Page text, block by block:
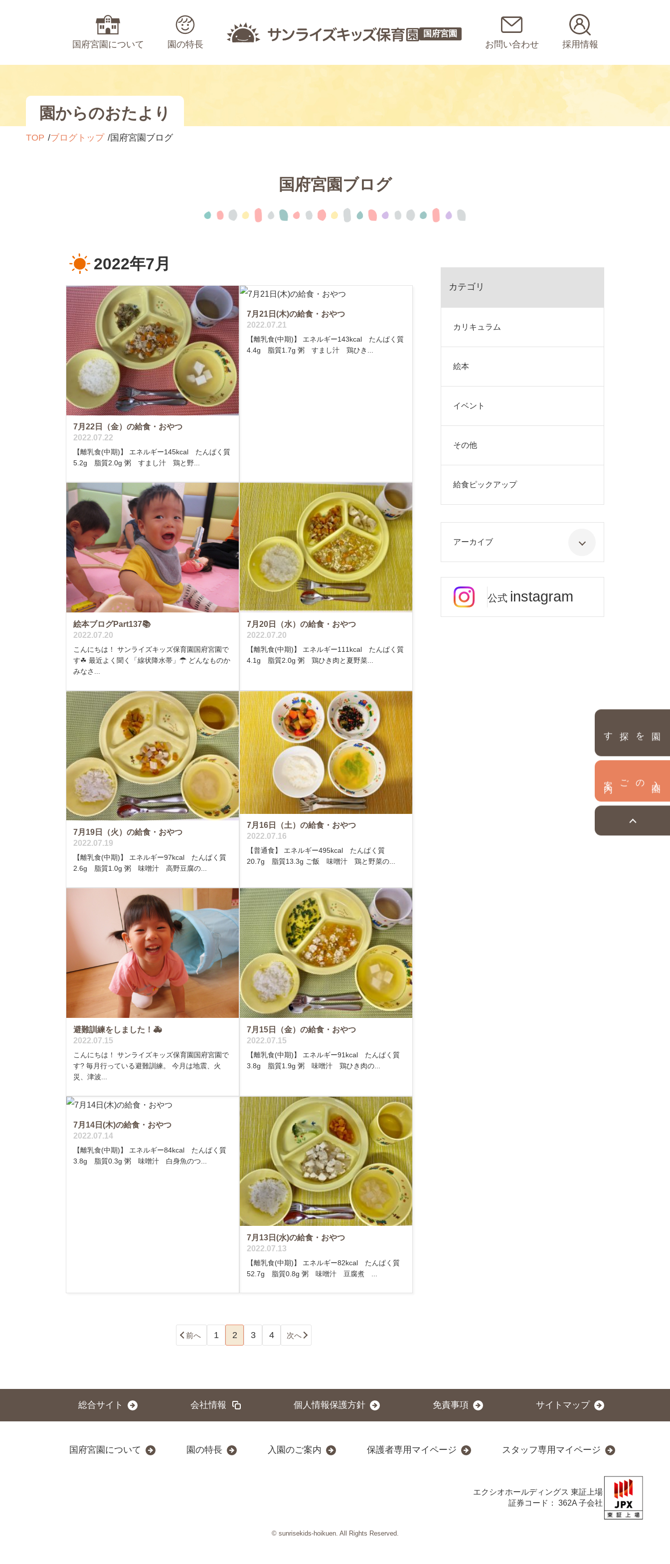
国府宮園について 園の特長
国府宮園
お問い合わせ 採用情報
園を探す
園からのおたより
TOP ブログトップ 国府宮園ブログ
国府宮園ブログ
2022年7月
7月22日（金）の給食・おやつ
2022.07.22
【離乳食(中期)】 エネルギー145kcal たんぱく質
5.2g 脂質2.0g 粥 すまし汁 鶏と野...
7月21日(木)の給食・おやつ
2022.07.21
【離乳食(中期)】 エネルギー143kcal たんぱく質
4.4g 脂質1.7g 粥 すまし汁 鶏ひき...
絵本ブログPart137📚
2022.07.20
こんにちは！ サンライズキッズ保育園国府宮園で
す☘ 最近よく聞く「線状降水帯」☂ どんなものか
みなさ...
7月20日（水）の給食・おやつ
2022.07.20
【離乳食(中期)】 エネルギー111kcal たんぱく質
4.1g 脂質2.0g 粥 鶏ひき肉と夏野菜...
7月19日（火）の給食・おやつ
2022.07.19
【離乳食(中期)】 エネルギー97kcal たんぱく質
2.6g 脂質1.0g 粥 味噌汁 高野豆腐の...
7月16日（土）の給食・おやつ
2022.07.16
【普通食】 エネルギー495kcal たんぱく質
20.7g 脂質13.3g ご飯 味噌汁 鶏と野菜の...
避難訓練をしました！🚑
2022.07.15
こんにちは！ サンライズキッズ保育園国府宮園で
す? 毎月行っている避難訓練。 今月は地震、火
災、津波...
7月15日（金）の給食・おやつ
2022.07.15
【離乳食(中期)】 エネルギー91kcal たんぱく質
3.8g 脂質1.9g 粥 味噌汁 鶏ひき肉の...
7月14日(木)の給食・おやつ
2022.07.14
【離乳食(中期)】 エネルギー84kcal たんぱく質
3.8g 脂質0.3g 粥 味噌汁 白身魚のつ...
7月13日(水)の給食・おやつ
2022.07.13
【離乳食(中期)】 エネルギー82kcal たんぱく質
52.7g 脂質0.8g 粥 味噌汁 豆腐煮 ...
前へ 1 2 3 4 次へ
カテゴリ
カリキュラム
絵本
イベント
その他
給食ピックアップ
アーカイブ
公式 instagram
総合サイト 会社情報 個人情報保護方針 免責事項 サイトマップ
国府宮園について 園の特長 入園のご案内 保護者専用マイページ スタッフ専用マイページ
エクシオホールディングス 東証上場
証券コード： 362A 子会社
© sunrisekids-hoikuen. All Rights Reserved.